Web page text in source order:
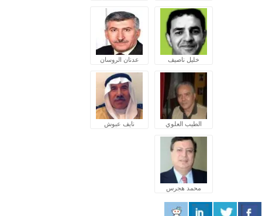
خليل ناصيف عدنان الروسان
الطيب العلوي نايف عبوش
محمد هجرس